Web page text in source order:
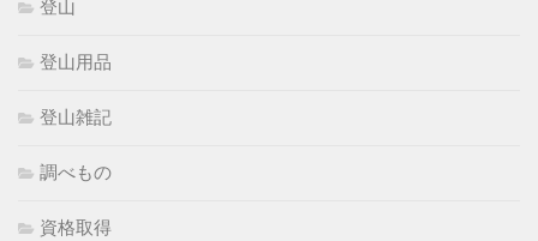
登山
登山用品
登山雑記
調べもの
資格取得